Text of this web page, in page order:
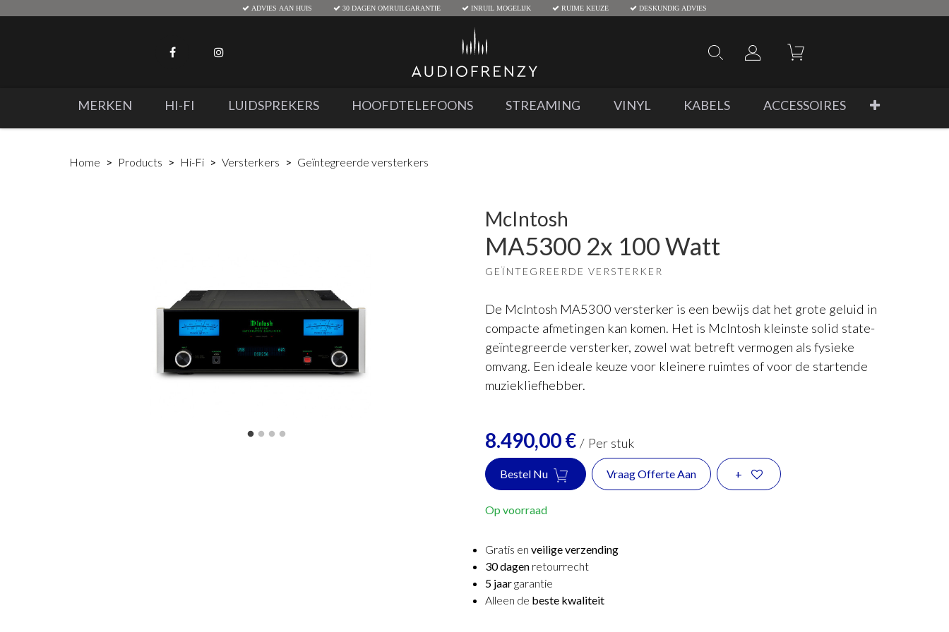
ADVIES AAN HUIS 30 DAGEN OMRUILGARANTIE INRUIL MOGELIJK RUIME KEUZE DESKUNDIG ADVIES
MERKEN HI-FI LUIDSPREKERS HOOFDTELEFOONS STREAMING VINYL KABELS ACCESSOIRES
Home Products Hi-Fi Versterkers Geïntegreerde versterkers
McIntosh
MA5300 2x 100 Watt
GEÏNTEGREERDE VERSTERKER
De McIntosh MA5300 versterker is een bewijs dat het grote geluid in
compacte afmetingen kan komen. Het is McIntosh kleinste solid state-
geïntegreerde versterker, zowel wat betreft vermogen als fysieke
omvang. Een ideale keuze voor kleinere ruimtes of voor de startende
muziekliefhebber.
8.490,00€ / Per stuk
Bestel Nu Vraag Offerte Aan +
Op voorraad
Gratis en veilige verzending
30 dagen retourrecht
5 jaargarantie
Alleen de beste kwaliteit